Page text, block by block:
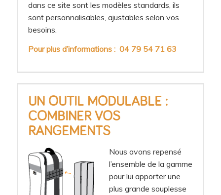
dans ce site sont les modèles standards, ils
sont personnalisables, ajustables selon vos
besoins.
Pour plus d’informations : 04 79 54 71 63
UN OUTIL MODULABLE :
COMBINER VOS
RANGEMENTS
Nous avons repensé
l’ensemble de la gamme
pour lui apporter une
plus grande souplesse